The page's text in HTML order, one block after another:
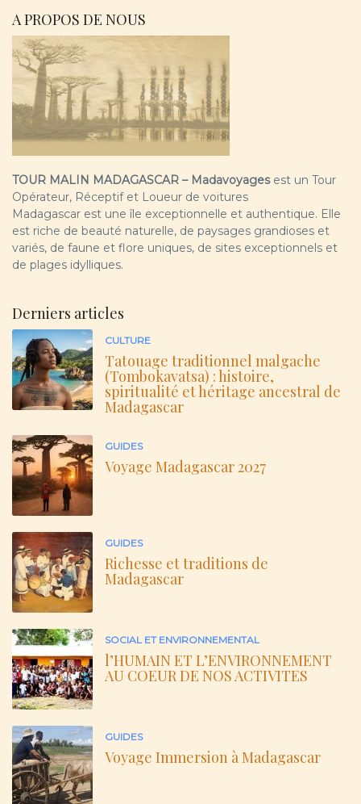
A PROPOS DE NOUS
TOUR MALIN MADAGASCAR – Madavoyagesest un Tour
Opérateur, Réceptif et Loueur de voitures
Madagascar est une île exceptionnelle et authentique. Elle
est riche de beauté naturelle, de paysages grandioses et
variés, de faune et flore uniques, de sites exceptionnels et
de plages idylliques.
Derniers articles
CULTURE
Tatouage traditionnel malgache
(Tombokavatsa) : histoire,
spiritualité et héritage ancestral de
Madagascar
GUIDES
Voyage Madagascar 2027
GUIDES
Richesse et traditions de
Madagascar
SOCIAL ET ENVIRONNEMENTAL
l’HUMAIN ET L’ENVIRONNEMENT
AU COEUR DE NOS ACTIVITES
GUIDES
Voyage Immersion à Madagascar